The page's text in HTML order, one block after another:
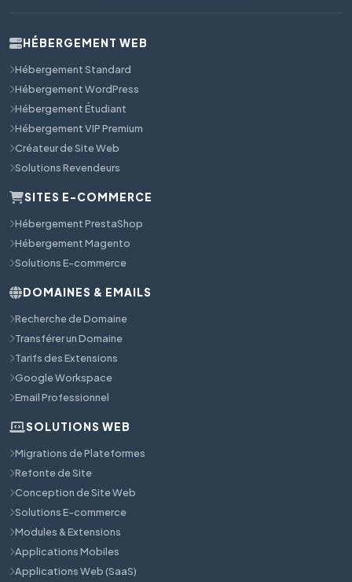
HÉBERGEMENT WEB
Hébergement Standard
Hébergement WordPress
Hébergement Étudiant
Hébergement VIP Premium
Créateur de Site Web
Solutions Revendeurs
SITES E-COMMERCE
Hébergement PrestaShop
Hébergement Magento
Solutions E-commerce
DOMAINES & EMAILS
Recherche de Domaine
Transférer un Domaine
Tarifs des Extensions
Google Workspace
Email Professionnel
SOLUTIONS WEB
Migrations de Plateformes
Refonte de Site
Conception de Site Web
Solutions E-commerce
Modules & Extensions
Applications Mobiles
Applications Web (SaaS)